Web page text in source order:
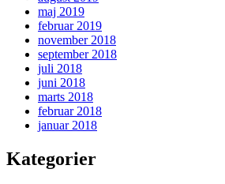
maj 2019
februar 2019
november 2018
september 2018
juli 2018
juni 2018
marts 2018
februar 2018
januar 2018
Kategorier